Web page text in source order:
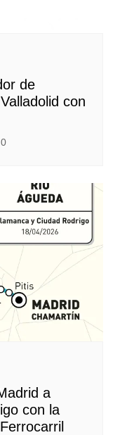
de
con
0
a
con la